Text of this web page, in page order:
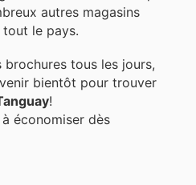
autres magasins
tout le pays.
brochures tous les jours,
bientôt pour trouver
!
économiser dès